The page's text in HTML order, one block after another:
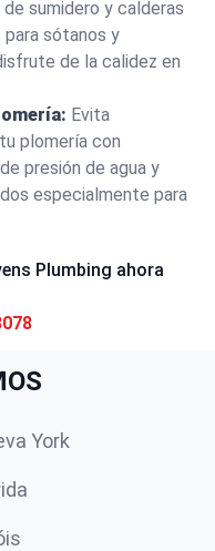
sumidero y calderas
sótanos y
de la calidez en
Evita
plomería con
presión de agua y
especialmente para
Plumbing ahora
York